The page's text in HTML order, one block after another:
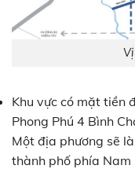
Khu vực có mặt tiền
Phong Phú 4 Bình
Một địa phương sẽ
thành phố phía Nam